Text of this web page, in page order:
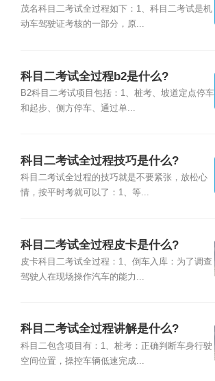
茂名科目二考试全过程如下：1、科目二考试是机
动车驾驶证考核的一部分，原...
科目二考试全过程b2是什么?
B2科目二考试项目包括：1、桩考、坡道定点停车
和起步、侧方停车、通过单...
科目二考试全过程技巧是什么?
科目二考试全过程的技巧就是不要紧张，放松心
情，按平时考就可以了：1、等...
科目二考试全过程皮卡是什么?
皮卡科目二考试全过程：1、倒车入库：为了调查
驾驶人在现场操作汽车的能力...
科目二考试全过程讲解是什么?
科目二包含项目有：1、桩考：正确判断车身行驶
空间位置，操控车辆低速完成...